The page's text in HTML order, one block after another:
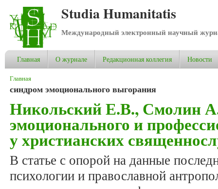
Studia Humanitatis
Международный электронный научный
Главная О журнале Редакционная коллегия Новости
Вы здесь
Главная
синдром эмоционального выгорания
Никольский Е.В., Смолин
эмоционального и
у христианских
В статье с опорой на данные
психологии и православной